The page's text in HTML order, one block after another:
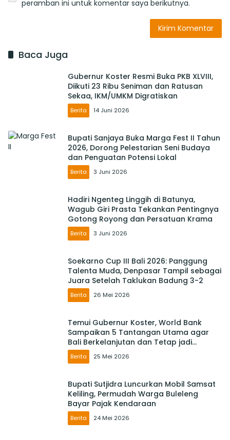
peramban ini untuk komentar saya berikutnya.
Baca Juga
Gubernur Koster Resmi Buka PKB XLVIII,
Diikuti 23 Ribu Seniman dan Ratusan
Sekaa, IKM/UMKM Digratiskan
Berita 14 Juni 2026
Bupati Sanjaya Buka Marga Fest II Tahun
2026, Dorong Pelestarian Seni Budaya
dan Penguatan Potensi Lokal
Berita 3 Juni 2026
Hadiri Ngenteg Linggih di Batunya,
Wagub Giri Prasta Tekankan Pentingnya
Gotong Royong dan Persatuan Krama
Berita 3 Juni 2026
Soekarno Cup III Bali 2026: Panggung
Talenta Muda, Denpasar Tampil sebagai
Juara Setelah Taklukan Badung 3-2
Berita 26 Mei 2026
Temui Gubernur Koster, World Bank
Sampaikan 5 Tantangan Utama agar
Bali Berkelanjutan dan Tetap jadi
Primadona
Berita 25 Mei 2026
Bupati Sutjidra Luncurkan Mobil Samsat
Keliling, Permudah Warga Buleleng
Bayar Pajak Kendaraan
Berita 24 Mei 2026